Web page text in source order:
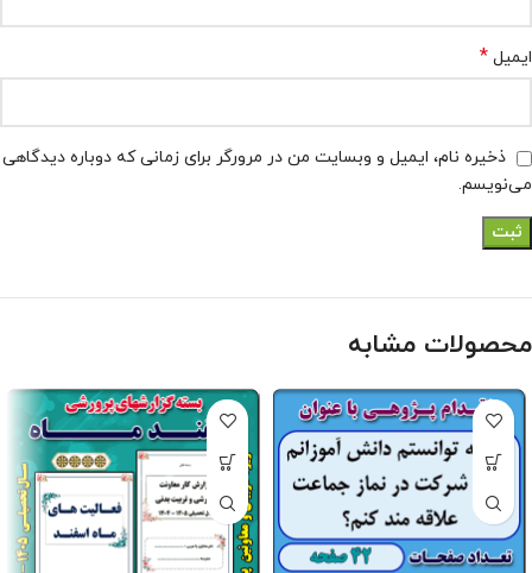
ایمیل *
ذخیره نام، ایمیل و وبسایت من در مرورگر برای زمانی که دوباره دیدگاهی
می‌نویسم.
محصولات مشابه